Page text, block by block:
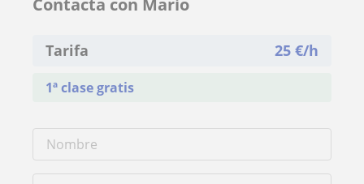
Contacta con Mario
Tarifa 25 €/h
1ª clase gratis